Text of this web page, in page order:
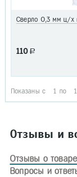
Сверло 0,3 мм ц/х
110 a
Показаны с 1 по 1
Отзывы и
Отзывы о товаре
Вопросы и